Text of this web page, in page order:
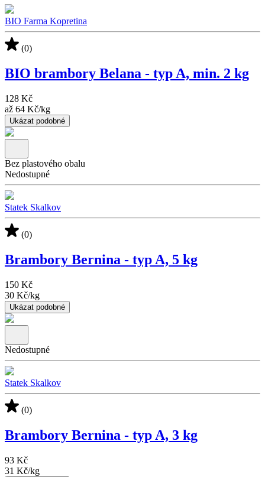
BIO Farma Kopretina
(0)
BIO brambory Belana - typ A, min. 2 kg
128 Kč
až 64 Kč/kg
Ukázat podobné
Bez plastového obalu
Nedostupné
Statek Skalkov
(0)
Brambory Bernina - typ A, 5 kg
150 Kč
30 Kč/kg
Ukázat podobné
Nedostupné
Statek Skalkov
(0)
Brambory Bernina - typ A, 3 kg
93 Kč
31 Kč/kg